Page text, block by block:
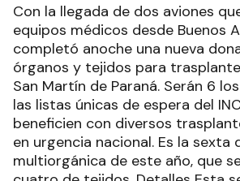
Con la llegada de dos aviones
equipos médicos desde Buenos
completó anoche una nueva
órganos y tejidos para
San Martín de Paraná. Serán 6
las listas únicas de espera del
beneficien con diversos
en urgencia nacional. Es la sexta
multiorgánica de este año, que